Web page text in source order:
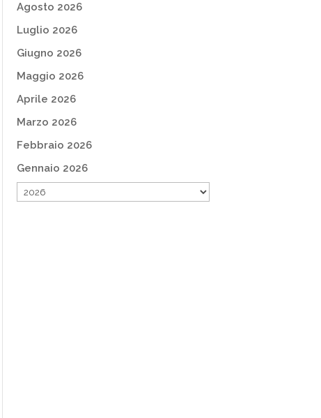
Agosto 2026
Luglio 2026
Giugno 2026
Maggio 2026
Aprile 2026
Marzo 2026
Febbraio 2026
Gennaio 2026